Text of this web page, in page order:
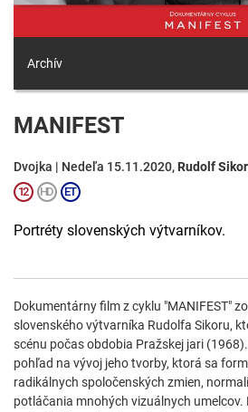
Archív
MANIFEST
Dvojka | Nedeľa 15.11.2020, Rudolf
Portréty slovenských výtvarníkov.
Dokumentárny film z cyklu "MANIFEST"
slovenského výtvarníka Rudolfa Sikoru,
scénu počas obdobia Pražskej jari
pohľad na vývoj jeho tvorby, ktorá sa
radikálnych spoločenských zmien,
potláčania mnohých vizuálnych umelcov.